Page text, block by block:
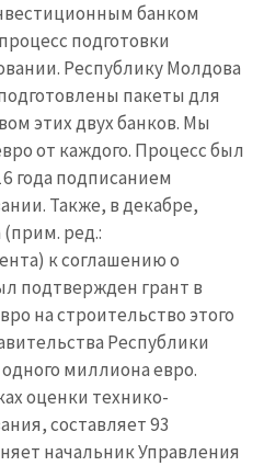
банком
подготовки
Республику Молдова
пакеты для
этих двух банков. Мы
от каждого. Процесс был
года подписанием
Также, в декабре,
ред.:
к соглашению о
подтвержден грант в
на строительство этого
Республики
миллиона евро.
оценки технико-
составляет 93
начальник Управления
.